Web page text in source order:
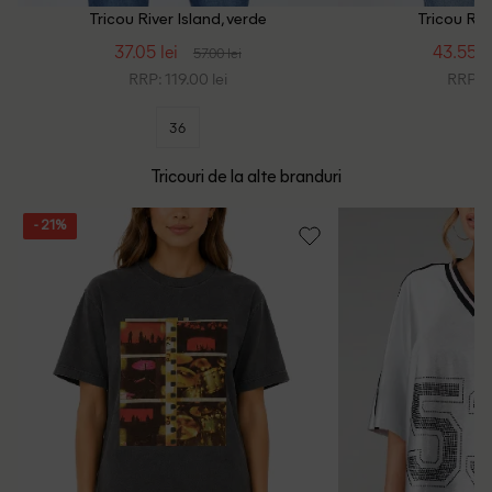
Tricou River Island, verde
37.05 lei 57.00 lei
RRP: 119.00 lei
36
Tricou
43.55
RRP:
Tricouri de la alte branduri
- 21%